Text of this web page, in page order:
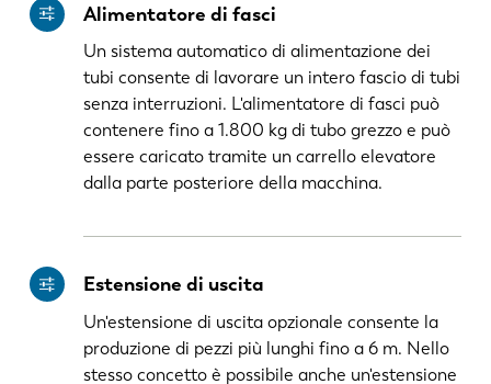
Alimentatore di fasci
Un sistema automatico di alimentazione dei
tubi consente di lavorare un intero fascio di tubi
senza interruzioni. L'alimentatore di fasci può
contenere fino a 1.800 kg di tubo grezzo e può
essere caricato tramite un carrello elevatore
dalla parte posteriore della macchina.
Estensione di uscita
Un'estensione di uscita opzionale consente la
produzione di pezzi più lunghi fino a 6 m. Nello
stesso concetto è possibile anche un'estensione